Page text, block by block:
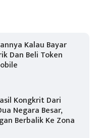
Kalau Bayar
Dan Beli Token
Kongkrit Dari
Negara Besar,
Berbalik Ke Zona